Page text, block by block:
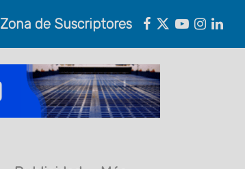
Zona de Suscriptores